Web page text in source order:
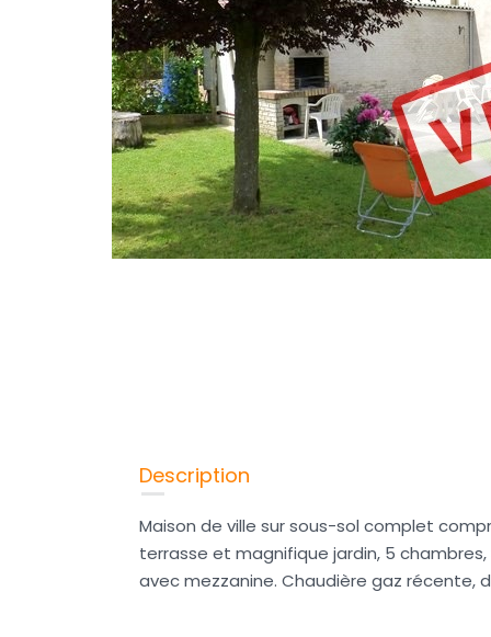
Description
Maison de ville sur sous-sol complet
terrasse et magnifique jardin, 5
avec mezzanine. Chaudière gaz récente,